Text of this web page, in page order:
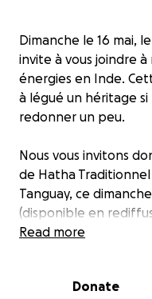
Dimanche le 16 mai,
invite à vous joindre
énergies en Inde.
à légué un héritage
redonner un peu.
Nous vous invitons
de Hatha
Tanguay, ce
(disponible en
et 48h pour les non-
étant de se
Read more
Donate